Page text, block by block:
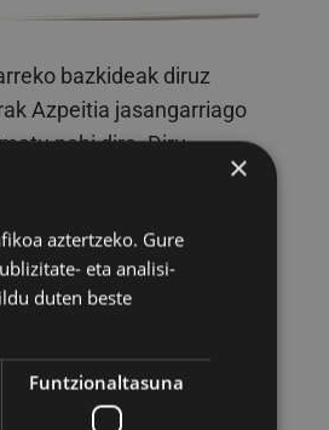
bazkideak diruz
Azpeitia jasangarriago
nahi dira. Diru
Egoera ekonomiko
ere 1.000€koa.
batzarra egin ostean,
inguruko
Aitor Bereziartua
×
aztertzeko. Gure
eta analisi-
duten beste
Funtzionaltasuna